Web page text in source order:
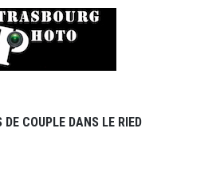
DE COUPLE DANS LE RIED